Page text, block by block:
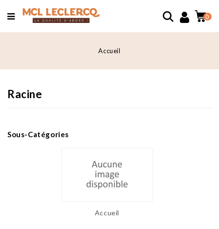
0
Accueil
Racine
Sous-Catégories
Accueil